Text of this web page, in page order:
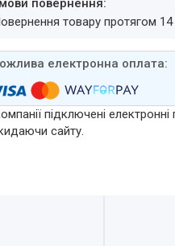
повернення товару протягом 14
підключені
сайту.